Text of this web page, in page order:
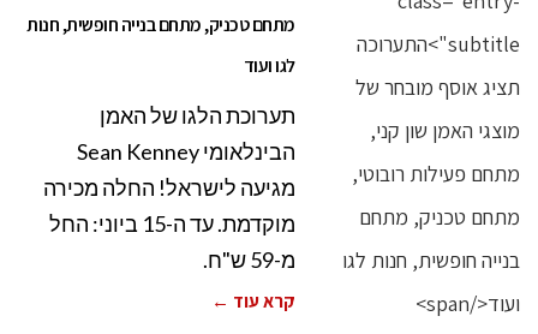
מתחם טכניק, מתחם בנייה חופשית, חנות
לגו ועוד
תערוכת הלגו של האמן
הבינלאומי Sean Kenney
מגיעה לישראל! החלה מכירה
מוקדמת. עד ה-15 ביוני: החל
מ-59 ש"ח.
קרא עוד ←